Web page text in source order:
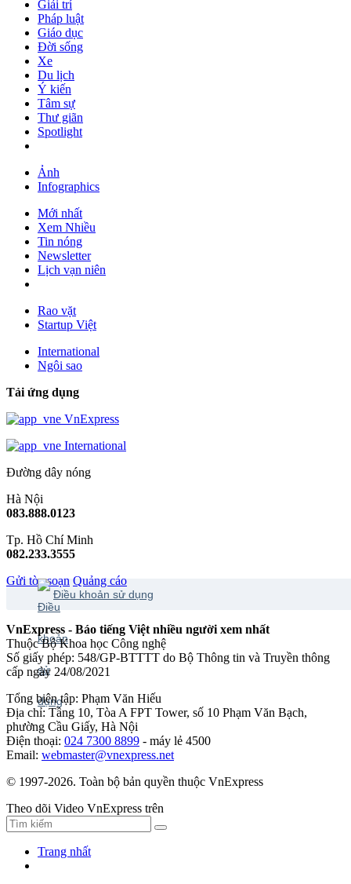
Giải trí
Pháp luật
Giáo dục
Đời sống
Xe
Du lịch
Ý kiến
Tâm sự
Thư giãn
Spotlight
Ảnh
Infographics
Mới nhất
Xem Nhiều
Tin nóng
Newsletter
Lịch vạn niên
Rao vặt
Startup Việt
International
Ngôi sao
Tải ứng dụng
VnExpress
International
Đường dây nóng
Hà Nội
083.888.0123
Tp. Hồ Chí Minh
082.233.3555
Gửi tòa soạn Quảng cáo
Điều khoản sử dụng
VnExpress - Báo tiếng Việt nhiều người xem nhất
Thuộc Bộ Khoa học Công nghệ
Số giấy phép: 548/GP-BTTTT do Bộ Thông tin và Truyền thông
cấp ngày 24/08/2021
Tổng biên tập: Phạm Văn Hiếu
Địa chỉ: Tầng 10, Tòa A FPT Tower, số 10 Phạm Văn Bạch,
phường Cầu Giấy, Hà Nội
Điện thoại: 024 7300 8899 - máy lẻ 4500
Email: webmaster@vnexpress.net
© 1997-2026. Toàn bộ bản quyền thuộc VnExpress
Theo dõi Video VnExpress trên
Trang nhất